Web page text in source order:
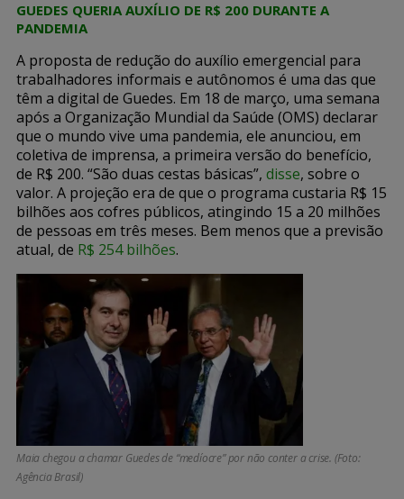
GUEDES QUERIA AUXÍLIO DE R$ 200 DURANTE A
PANDEMIA
A proposta de redução do auxílio emergencial para
trabalhadores informais e autônomos é uma das que
têm a digital de Guedes. Em 18 de março, uma semana
após a Organização Mundial da Saúde (OMS) declarar
que o mundo vive uma pandemia, ele anunciou, em
coletiva de imprensa, a primeira versão do benefício,
de R$ 200. “São duas cestas básicas”, disse, sobre o
valor. A projeção era de que o programa custaria R$ 15
bilhões aos cofres públicos, atingindo 15 a 20 milhões
de pessoas em três meses. Bem menos que a previsão
atual, de R$ 254 bilhões.
Maia chegou a chamar Guedes de “medíocre” por não conter a crise. (Foto:
Agência Brasil)